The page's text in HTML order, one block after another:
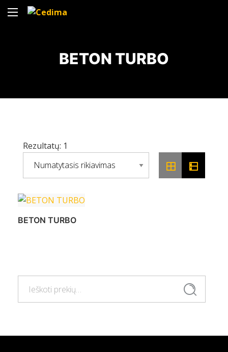
BETON TURBO
Ieškoti
Rezultatų: 1
BETON TURBO